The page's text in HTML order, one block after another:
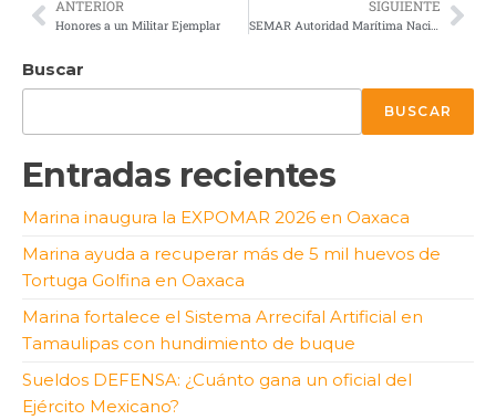
ANTERIOR
Honores a un Militar Ejemplar
SIGUIENTE
SEMAR Autoridad Marítima Nacional
Buscar
BUSCAR
Entradas recientes
Marina inaugura la EXPOMAR 2026 en Oaxaca
Marina ayuda a recuperar más de 5 mil huevos de
Tortuga Golfina en Oaxaca
Marina fortalece el Sistema Arrecifal Artificial en
Tamaulipas con hundimiento de buque
Sueldos DEFENSA: ¿Cuánto gana un oficial del
Ejército Mexicano?